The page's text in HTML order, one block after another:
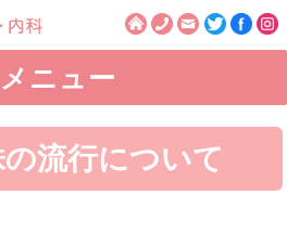
メニュー
流行について